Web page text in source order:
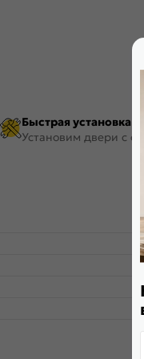
Быстрая установка
Установим двери с